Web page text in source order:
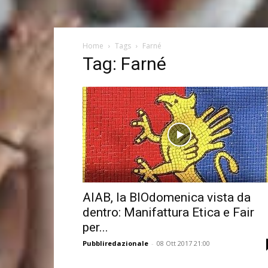
Home Tags Farné
Tag: Farné
AIAB, la BIOdomenica vista da
dentro: Manifattura Etica e Fair
per...
Pubbliredazionale - 08 Ott 2017 21:00